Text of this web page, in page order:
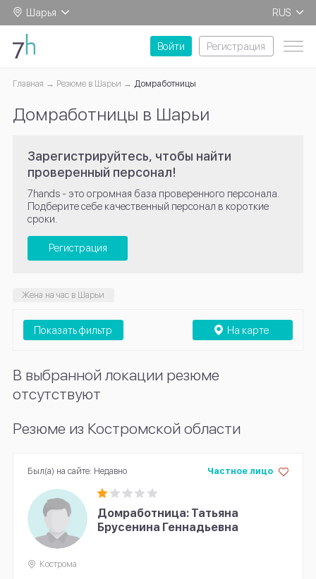
Шарья
RUS
EN
Войти
Регистрация
Главная Резюме в Шарьи Домработницы
Домработницы в Шарьи
Зарегистрируйтесь, чтобы найти
проверенный персонал!
7hands - это огромная база проверенного персонала.
Подберите себе качественный персонал в короткие
сроки.
Регистрация
Жена на час в Шарьи
На карте
Показать фильтр
В выбранной локации резюме
отсутствуют
Резюме из Костромской области
Домработница: Татьяна
Брусенина Геннадьевна
Частное лицо
Кострома
Был(а) на сайте: Недавно